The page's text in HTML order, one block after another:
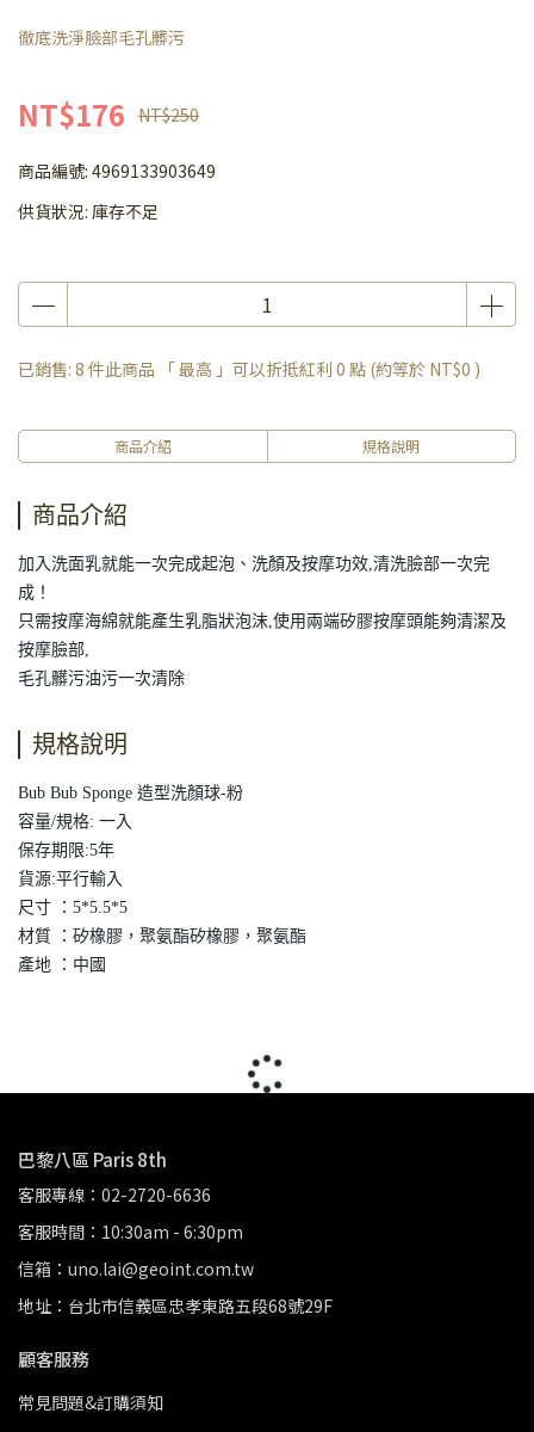
徹底洗淨臉部毛孔髒污
NT$176 NT$250
商品編號: 4969133903649
供貨狀況: 庫存不足
已銷售: 8 件此商品 「 最高 」可以折抵紅利 0 點 (約等於 NT$0 )
商品介紹 規格說明
商品介紹
加入洗面乳就能一次完成起泡、洗顏及按摩功效,清洗臉部一次完
成！
只需按摩海綿就能產生乳脂狀泡沫,使用兩端矽膠按摩頭能夠清潔及
按摩臉部,
毛孔髒污油污一次清除
規格說明
Bub Bub Sponge 造型洗顏球-粉
容量/規格: 一入
保存期限:5年
貨源:平行輸入
尺寸 ：5*5.5*5
材質 ：矽橡膠，聚氨酯矽橡膠，聚氨酯
產地 ：中國
巴黎八區 Paris 8th
客服專線：02-2720-6636
客服時間：10:30am - 6:30pm
信箱：uno.lai@geoint.com.tw
地址：台北市信義區忠孝東路五段68號29F
顧客服務
常見問題&訂購須知